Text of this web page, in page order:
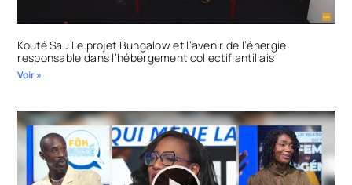
Kouté Sa : Le projet Bungalow et l’avenir de l’énergie
responsable dans l’hébergement collectif antillais
Voir »